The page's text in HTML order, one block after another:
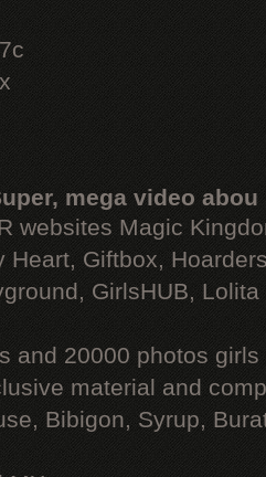
mega video abou
websites Magic
Heart, Giftbox,
GirlsHUB, Lolita
and 20000 photos
material and
Bibigon, Syrup,